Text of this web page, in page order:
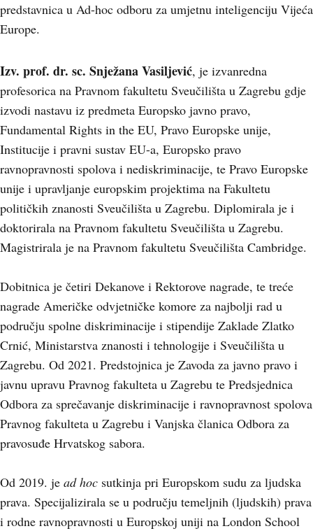
predstavnica u Ad-hoc odboru za umjetnu inteligenciju Vijeća
Europe.
Izv. prof. dr. sc. Snježana Vasiljević, je izvanredna
profesorica na Pravnom fakultetu Sveučilišta u Zagrebu gdje
izvodi nastavu iz predmeta Europsko javno pravo,
Fundamental Rights in the EU, Pravo Europske unije,
Institucije i pravni sustav EU-a, Europsko pravo
ravnopravnosti spolova i nediskriminacije, te Pravo Europske
unije i upravljanje europskim projektima na Fakultetu
političkih znanosti Sveučilišta u Zagrebu. Diplomirala je i
doktorirala na Pravnom fakultetu Sveučilišta u Zagrebu.
Magistrirala je na Pravnom fakultetu Sveučilišta Cambridge.
Dobitnica je četiri Dekanove i Rektorove nagrade, te treće
nagrade Američke odvjetničke komore za najbolji rad u
području spolne diskriminacije i stipendije Zaklade Zlatko
Crnić, Ministarstva znanosti i tehnologije i Sveučilišta u
Zagrebu. Od 2021. Predstojnica je Zavoda za javno pravo i
javnu upravu Pravnog fakulteta u Zagrebu te Predsjednica
Odbora za sprečavanje diskriminacije i ravnopravnost spolova
Pravnog fakulteta u Zagrebu i Vanjska članica Odbora za
pravosuđe Hrvatskog sabora.
Od 2019. je ad hoc sutkinja pri Europskom sudu za ljudska
prava. Specijalizirala se u području temeljnih (ljudskih) prava
i rodne ravnopravnosti u Europskoj uniji na London School